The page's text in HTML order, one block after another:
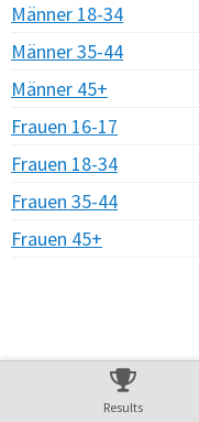
Männer 18-34
Männer 35-44
Männer 45+
Frauen 16-17
Frauen 18-34
Frauen 35-44
Frauen 45+
Results